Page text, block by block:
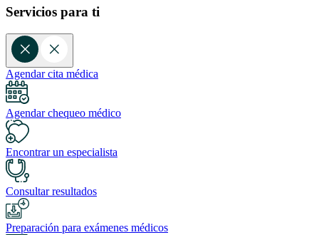
Servicios para ti
Agendar cita médica
Agendar chequeo médico
Encontrar un especialista
Consultar resultados
Preparación para exámenes médicos